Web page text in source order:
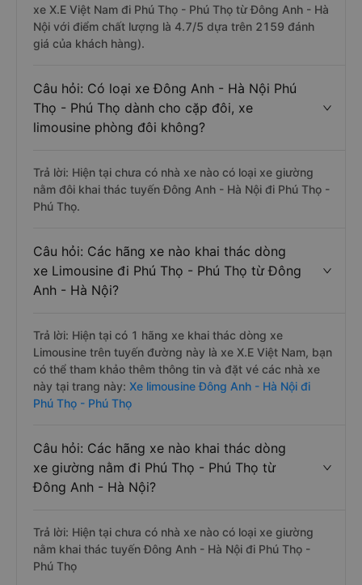
xe X.E Việt Nam đi Phú Thọ - Phú Thọ từ Đông Anh - Hà
Nội với điểm chất lượng là 4.7/5 dựa trên 2159 đánh
giá của khách hàng).
Câu hỏi: Có loại xe Đông Anh - Hà Nội Phú
Thọ - Phú Thọ dành cho cặp đôi, xe
limousine phòng đôi không?
Trả lời: Hiện tại chưa có nhà xe nào có loại xe giường
nằm đôi khai thác tuyến Đông Anh - Hà Nội đi Phú Thọ -
Phú Thọ.
Câu hỏi: Các hãng xe nào khai thác dòng
xe Limousine đi Phú Thọ - Phú Thọ từ Đông
Anh - Hà Nội?
Trả lời: Hiện tại có 1 hãng xe khai thác dòng xe
Limousine trên tuyến đường này là xe X.E Việt Nam, bạn
có thể tham khảo thêm thông tin và đặt vé các nhà xe
này tại trang này: Xe limousine Đông Anh - Hà Nội đi
Phú Thọ - Phú Thọ
Câu hỏi: Các hãng xe nào khai thác dòng
xe giường nằm đi Phú Thọ - Phú Thọ từ
Đông Anh - Hà Nội?
Trả lời: Hiện tại chưa có nhà xe nào có loại xe giường
nằm khai thác tuyến Đông Anh - Hà Nội đi Phú Thọ -
Phú Thọ